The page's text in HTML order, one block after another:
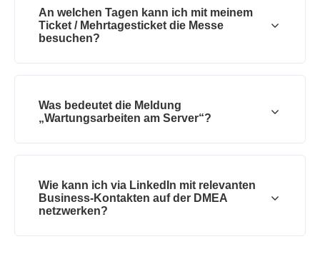
An welchen Tagen kann ich mit meinem
Ticket / Mehrtagesticket die Messe
besuchen?
Was bedeutet die Meldung
„Wartungsarbeiten am Server“?
Wie kann ich via LinkedIn mit relevanten
Business-Kontakten auf der DMEA
netzwerken?